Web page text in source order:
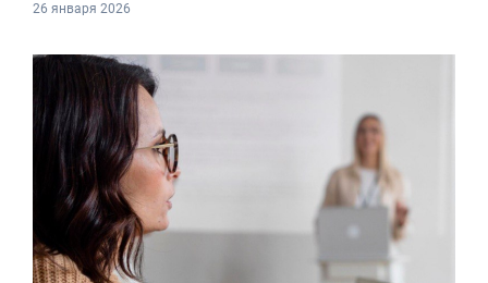
26 января 2026